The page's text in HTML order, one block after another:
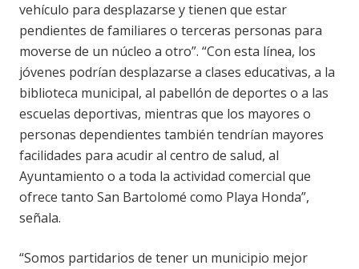
vehículo para desplazarse y tienen que estar
pendientes de familiares o terceras personas para
moverse de un núcleo a otro”. “Con esta línea, los
jóvenes podrían desplazarse a clases educativas, a la
biblioteca municipal, al pabellón de deportes o a las
escuelas deportivas, mientras que los mayores o
personas dependientes también tendrían mayores
facilidades para acudir al centro de salud, al
Ayuntamiento o a toda la actividad comercial que
ofrece tanto San Bartolomé como Playa Honda”,
señala.
“Somos partidarios de tener un municipio mejor